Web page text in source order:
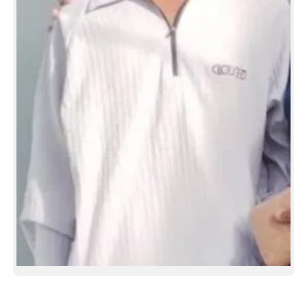
LITERATURE